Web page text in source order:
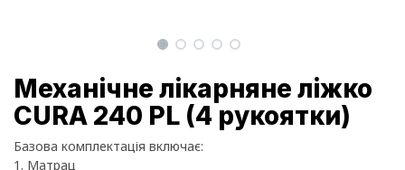
Механічне лікарняне ліжко
CURA 240 PL (4 рукоятки)
Базова комплектація включає:
1. Матрац